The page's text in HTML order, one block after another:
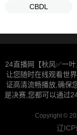
CBDL
24直播网【秋风✅一
让您随时在线观看世
证高清流畅播放,确保
是决赛,您都可以通过
Copyright ©
辽